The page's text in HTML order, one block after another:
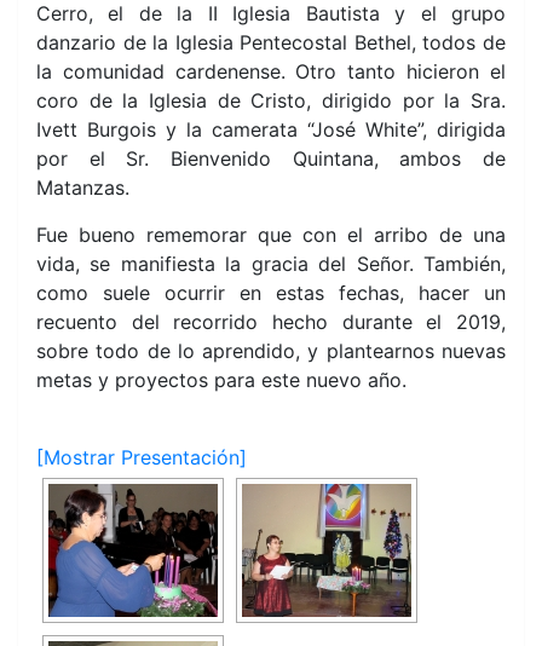
Cerro, el de la II Iglesia Bautista y el grupo
danzario de la Iglesia Pentecostal Bethel, todos de
la comunidad cardenense. Otro tanto hicieron el
coro de la Iglesia de Cristo, dirigido por la Sra.
Ivett Burgois y la camerata “José White”, dirigida
por el Sr. Bienvenido Quintana, ambos de
Matanzas.
Fue bueno rememorar que con el arribo de una
vida, se manifiesta la gracia del Señor. También,
como suele ocurrir en estas fechas, hacer un
recuento del recorrido hecho durante el 2019,
sobre todo de lo aprendido, y plantearnos nuevas
metas y proyectos para este nuevo año.
[Mostrar Presentación]